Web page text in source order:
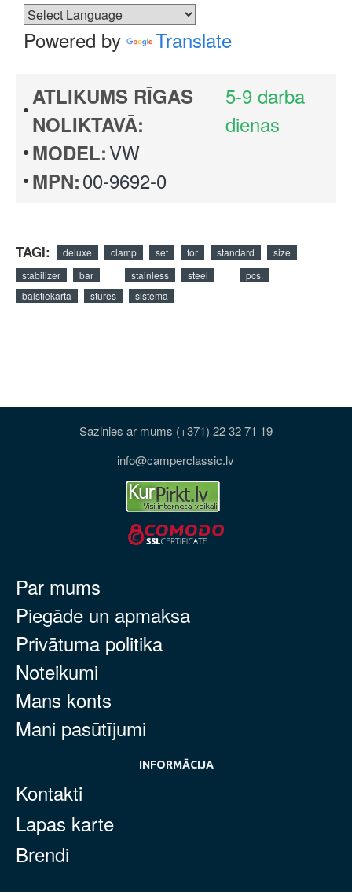
Powered by Translate
ATLIKUMS RĪGAS
NOLIKTAVĀ:
5-9 darba
dienas
MODEL:VW
MPN:00-9692-0
TAGI: deluxe clamp set for standard
size
stabilizer
bar stainless steel
pcs.
balstiekarta
stūres sistēma
Sazinies ar mums (+371) 22 32 71 19
info@camperclassic.lv
Par mums
Piegāde un apmaksa
Privātuma politika
Noteikumi
Mans konts
Mani pasūtījumi
INFORMĀCIJA
Kontakti
Lapas karte
Brendi